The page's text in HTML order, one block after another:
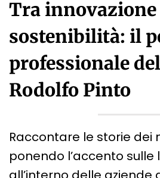
Tra innovazione
sostenibilità: il
professionale
Rodolfo Pinto
Raccontare le storie dei
ponendo l’accento sulle